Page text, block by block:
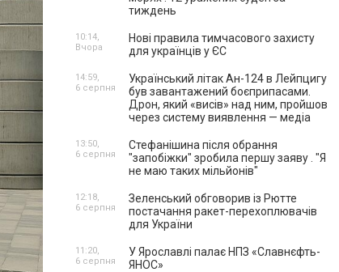
тиждень
Нові правила тимчасового захисту
для українців у ЄС
10:14,
Вчора
Український літак Ан-124 в Лейпцигу
був завантажений боєприпасами.
Дрон, який «висів» над ним, пройшов
через систему виявлення — медіа
14:59,
6 серпня
Стефанішина після обрання
"запобіжки" зробила першу заяву . "Я
не маю таких мільйонів"
13:50,
6 серпня
Зеленський обговорив із Рютте
постачання ракет-перехоплювачів
для України
12:18,
6 серпня
У Ярославлі палає НПЗ «Славнєфть-
ЯНОС»
11:20,
6 серпня